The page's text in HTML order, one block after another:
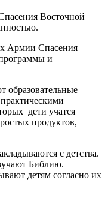
Восточной
Армии Спасения
и
образовательные
дети учатся
продуктов,
с детства.
Библию.
детям согласно их